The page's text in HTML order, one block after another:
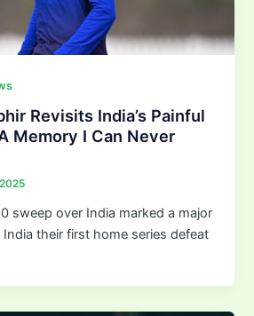
Revisits India’s Painful
Memory I Can Never
sweep over India marked a major
their first home series defeat